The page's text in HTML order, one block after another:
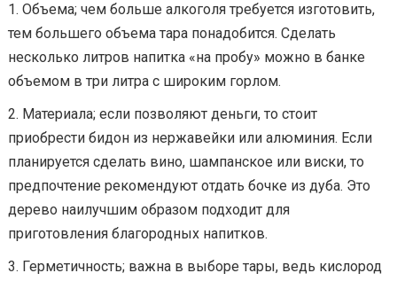
Объема; чем больше алкоголя требуется изготовить,
тем большего объема тара понадобится. Сделать
несколько литров напитка «на пробу» можно в банке
объемом в три литра с широким горлом.
Материала; если позволяют деньги, то стоит
приобрести бидон из нержавейки или алюминия. Если
планируется сделать вино, шампанское или виски, то
предпочтение рекомендуют отдать бочке из дуба. Это
дерево наилучшим образом подходит для
приготовления благородных напитков.
Герметичность; важна в выборе тары, ведь кислород